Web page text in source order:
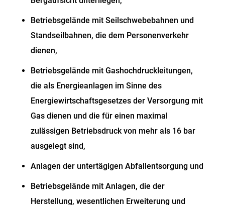
Betriebsgelände mit Seilschwebebahnen und
Standseilbahnen, die dem Personenverkehr
dienen,
Betriebsgelände mit Gashochdruckleitungen,
die als Energieanlagen im Sinne des
Energiewirtschaftsgesetzes der Versorgung mit
Gas dienen und die für einen maximal
zulässigen Betriebsdruck von mehr als 16 bar
ausgelegt sind,
Anlagen der untertägigen Abfallentsorgung und
Betriebsgelände mit Anlagen, die der
Herstellung, wesentlichen Erweiterung und